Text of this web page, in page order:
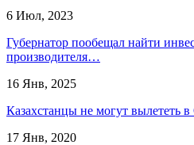
6 Июл, 2023
Губернатор пообещал найти
производителя…
16 Янв, 2025
Казахстанцы не могут вылететь
17 Янв, 2020